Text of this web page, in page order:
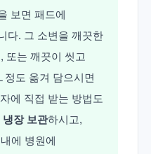
보면 패드에
다. 그 소변을 깨끗한
또는 깨끗이 씻고
정도 옮겨 담으시면
에 직접 받는 방법도
냉장 보관하시고,
에 병원에